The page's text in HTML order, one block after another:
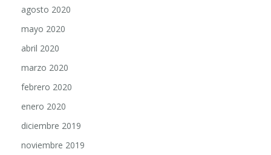
mayo 2020
abril 2020
marzo 2020
febrero 2020
enero 2020
diciembre 2019
noviembre 2019
octubre 2019